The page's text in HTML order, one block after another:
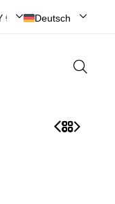
₺ | Türk Lirası
Deutsch